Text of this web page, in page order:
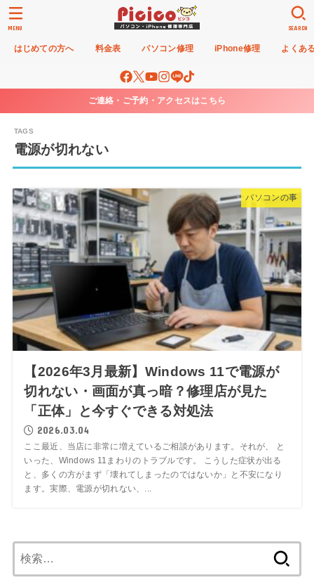
はじめての方へ 料金表 パソコン修理 iPhone修理 よくあ
SEARCH
MENU
ご連絡・ご予約・アクセスはこちら
電源が切れない
パソコンの事
【2026年3月最新】Windows 11で電源が
切れない・画面が真っ暗？修理店が見た
「正体」と今すぐできる対処法
2026.03.04
ここ最近、当店に非常に増えているご相談があります。それが、 と
いった、Windows 11まわりのトラブルです。 こうした症状が出る
と、多くの方がまず「壊れてしまったのではないか」と不安になり
ます。実際、電源が切れない、...
索: